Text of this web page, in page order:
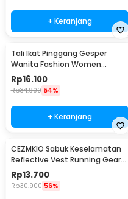
+ Keranjang
Tali Ikat Pinggang Gesper
Wanita Fashion Women
Leather Belt 110cm - LCL-HF38
Rp16.100
Rp34.900 54%
+ Keranjang
CEZMKIO Sabuk Keselamatan
Reflective Vest Running Gear
High Visibility - B08
Rp13.700
Rp30.900 56%